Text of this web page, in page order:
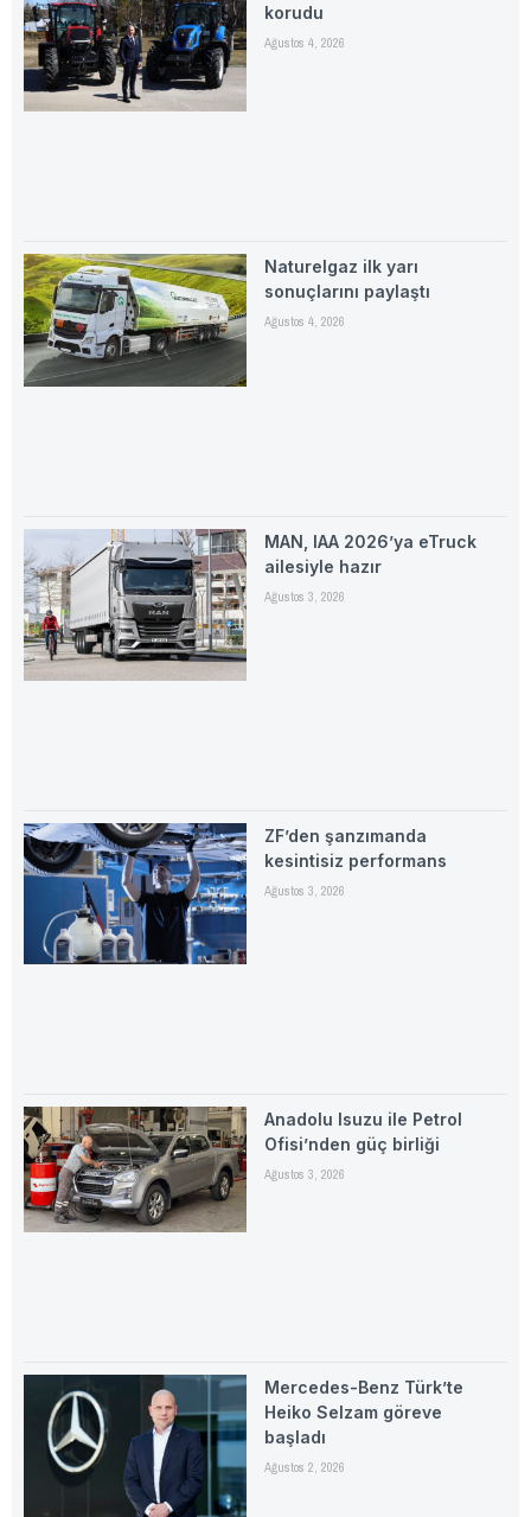
korudu
Ağustos 4, 2026
Naturelgaz ilk yarı
sonuçlarını paylaştı
Ağustos 4, 2026
MAN, IAA 2026’ya eTruck
ailesiyle hazır
Ağustos 3, 2026
ZF’den şanzımanda
kesintisiz performans
Ağustos 3, 2026
Anadolu Isuzu ile Petrol
Ofisi’nden güç birliği
Ağustos 3, 2026
Mercedes-Benz Türk’te
Heiko Selzam göreve
başladı
Ağustos 2, 2026